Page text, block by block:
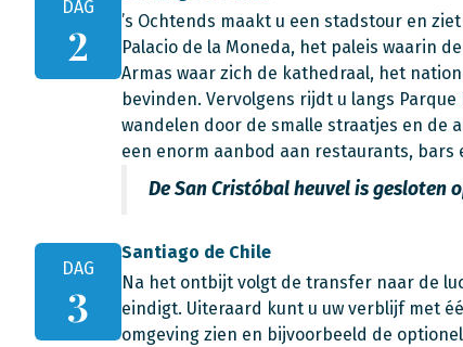
DAG
2
’s Ochtends maakt u een stadstour en
Palacio de la Moneda, het paleis waarin
Armas waar zich de kathedraal, het
bevinden. Vervolgens rijdt u langs
wandelen door de smalle straatjes en de
een enorm aanbod aan restaurants, bars
De San Cristóbal heuvel is gesloten
DAG
3
Santiago de Chile
Na het ontbijt volgt de transfer naar de
eindigt. Uiteraard kunt u uw verblijf met
omgeving zien en bijvoorbeeld de